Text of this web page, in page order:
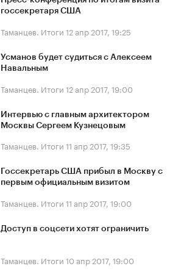
госсекретаря США
Таманцев. Итоги 12 апр 2017, 19:25
Усманов будет судиться с Алексеем
Навальным
Таманцев. Итоги 12 апр 2017, 19:00
Интервью с главным архитектором
Москвы Сергеем Кузнецовым
Таманцев. Итоги 11 апр 2017, 19:35
Госсекретарь США прибыл в Москву с
первым официальным визитом
Таманцев. Итоги 11 апр 2017, 19:00
Доступ в соцсети хотят ограничить
Таманцев. Итоги 10 апр 2017, 19:00